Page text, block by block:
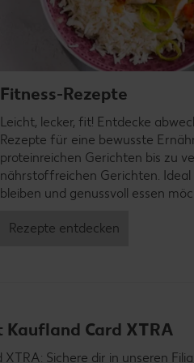
Fitness-Rezepte
Leicht, lecker, fit! Entdecke
Rezepte für eine bewusste
proteinreichen Gerichten bis zu
nährstoffreichen Gerichten.
bleiben und genussvoll essen
Rezepte entdecken
Kaufland Card XTRA
Sichere dir in unseren